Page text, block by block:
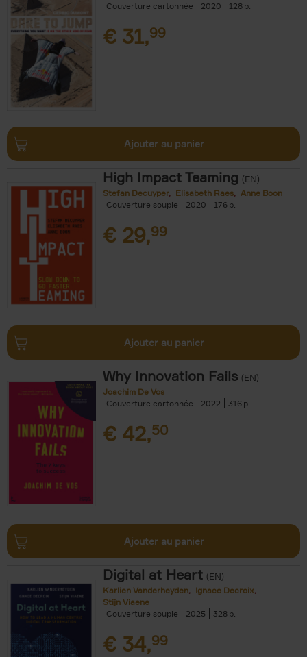
Couverture cartonnée
2020 128
€ 31,99
Ajouter au panier
High Impact Teaming (EN)
Stefan Decuyper Elisabeth Raes
Anne Boon
Couverture souple
2020 176
€ 29,99
Ajouter au panier
Why Innovation Fails (EN)
Joachim De Vos
Couverture cartonnée
2022 316
€ 42,50
Ajouter au panier
Digital at Heart (EN)
Karlien Vanderheyden
Ignace Decroix
Stijn Viaene
Couverture souple
2025 328
€ 34,99